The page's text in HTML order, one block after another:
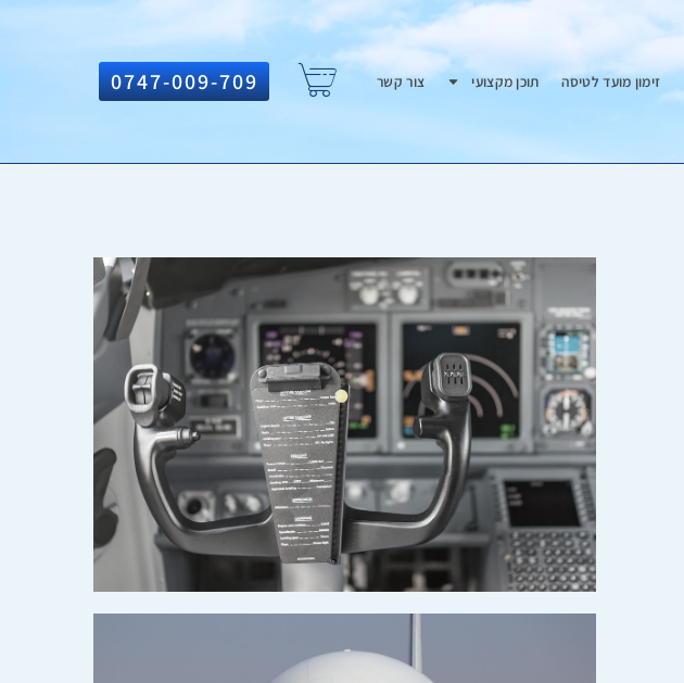
זימון מועד לטיסה תוכן מקצועי צור קשר 0747-009-709